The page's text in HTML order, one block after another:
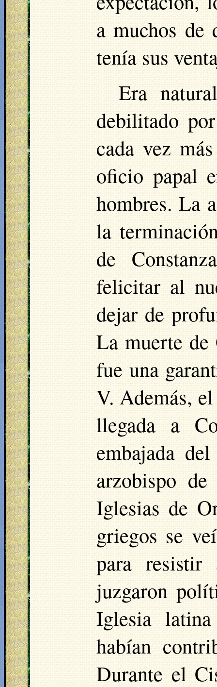
a muchos de
tenía sus
Era
debilitado
cada vez
oficio papal
hombres. La
la
de
felicitar al
dejar de
La muerte
fue una
V. Además,
llegada a
embajada
arzobispo
Iglesias de
griegos se
para
juzgaron
Iglesia
habían
Durante el